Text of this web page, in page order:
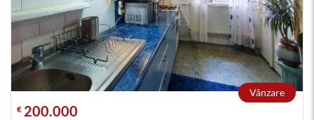
Vânzare
€ 200.000